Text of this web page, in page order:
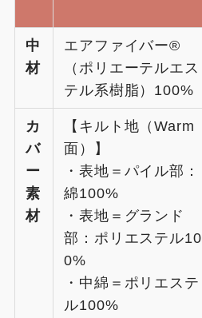
中
材
エアファイバー®
（ポリエーテルエス
テル系樹脂）100%
カ
バ
ー
素
材
【キルト地（Warm
面）】
・表地＝パイル部：
綿100%
・表地＝グランド
部：ポリエステル10
0%
・中綿＝ポリエステ
ル100%